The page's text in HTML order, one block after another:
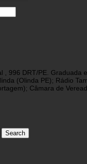
, 996 DRT/PE.
(Olinda PE); Rádio
Câmara de